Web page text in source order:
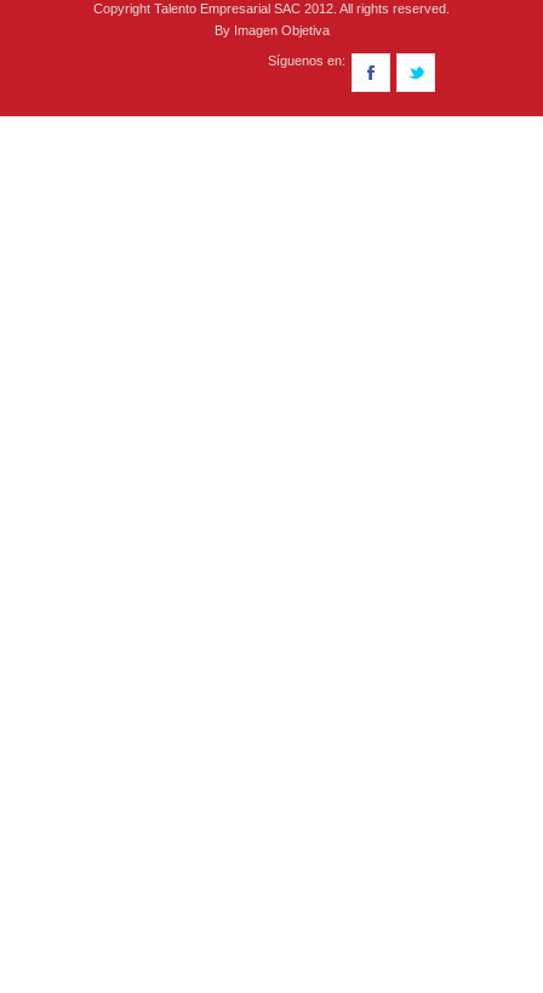
Copyright Talento Empresarial SAC 2012. All rights reserved.
By Imagen Objetiva
Síguenos en: